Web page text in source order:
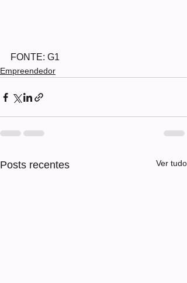
FONTE: G1
Empreendedor
Posts recentes Ver tudo